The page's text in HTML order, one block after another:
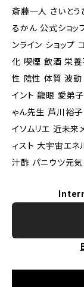
斎藤一人 さいと
るかん 公式ショ
ンライン ショッ
化 喫煙 飲酒 栄養
性 陰性 体質 波
イント 龍眼 愛弟
ゃん先生 芦川裕
イソムリエ 近未来
ィスト 大宇宙エ
汁酢 パニウツ元